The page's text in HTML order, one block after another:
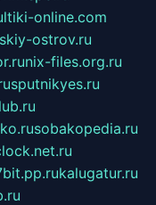
online.com
ostrov.ru
nix-files.org.ru
sputnikyes.ru
sobakopedia.ru
kalugatur.ru